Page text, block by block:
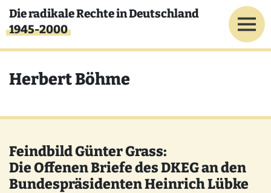
Direkt zum Inhalt
Die radikale Rechte in Deutschland
1945-2000
Herbert Böhme
Feindbild Günter Grass:
Die Offenen Briefe des DKEG an den
Bundespräsidenten Heinrich Lübke